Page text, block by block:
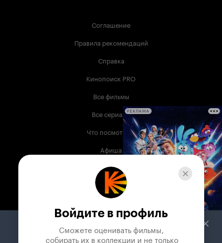
Соглашение
Правила рекомендаций
Справка
Кинопоиск PRO
Все фильмы
Все сериалы
Что посмотреть
Афиша
Музыка
Телепрограмма
Служба поддержки
РЕКЛАМА
Войдите в профиль
Сможете оценивать фильмы,
собирать их в коллекции и не только